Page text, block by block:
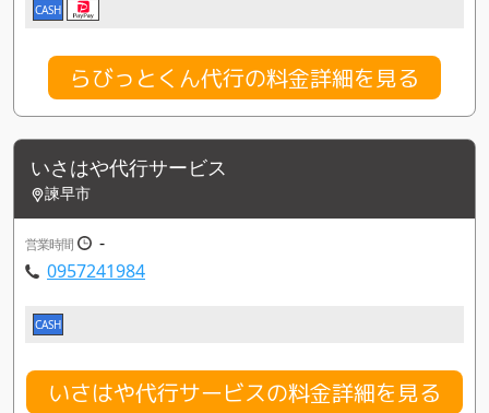
CASH
らびっとくん代行の料金詳細を見る
いさはや代行サービス
諫早市
営業時間
-
0957241984
CASH
いさはや代行サービスの料金詳細を見る